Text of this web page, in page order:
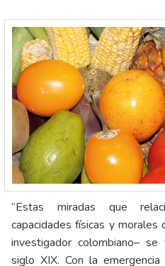
“Estas miradas que
capacidades físicas y
investigador colombiano–
siglo XIX. Con la